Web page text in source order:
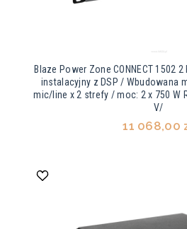
Blaze Power Zone CONNECT 1502
instalacyjny z DSP / Wbudowana
mic/line x 2 strefy / moc: 2 x 750 W
V/
11 068,00